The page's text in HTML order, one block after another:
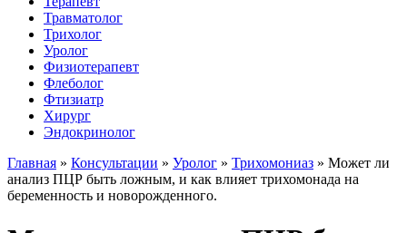
Травматолог
Трихолог
Уролог
Физиотерапевт
Флеболог
Фтизиатр
Хирург
Эндокринолог
Главная » Консультации » Уролог » Трихомониаз » Может ли
анализ ПЦР быть ложным, и как влияет трихомонада на
беременность и новорожденного.